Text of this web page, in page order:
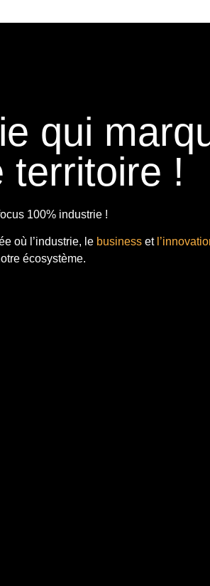
qui
territoire !
100% industrie !
où l’industrie, le businesset
écosystème.